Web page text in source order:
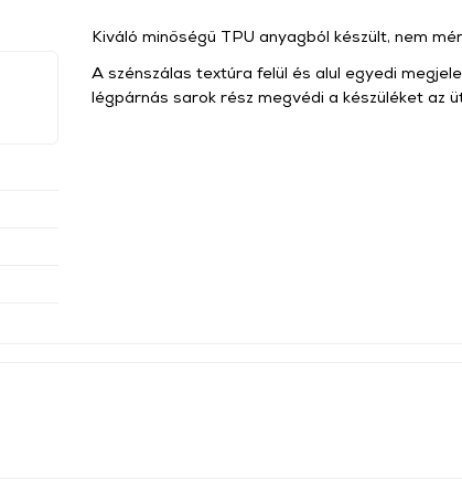
Kiváló minőségű TPU anyagból készült, nem
A szénszálas textúra felül és alul egyedi
légpárnás sarok rész megvédi a készüléket az